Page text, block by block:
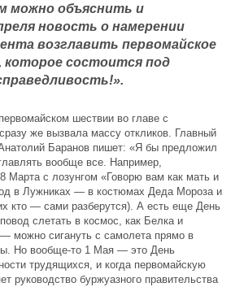
можно объяснить и
новость о намерении
возглавить первомайское
которое состоится под
шествии во главе с
же вызвала массу откликов. Главный
Баранов пишет: «Я бы предложил
вообще все. Например,
Марта с лозунгом «Говорю вам как мать и
в Лужниках — в костюмах Деда Мороза и
кто — сами разберутся). А есть еще День
слетать в космос, как Белка и
можно сигануть с самолета прямо в
Но вообще-то 1 Мая — это День
трудящихся, и когда первомайскую
руководство буржуазного правительства